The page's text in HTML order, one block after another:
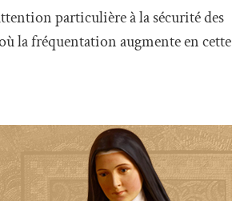
particulière à la sécurité des
la fréquentation augmente en cette